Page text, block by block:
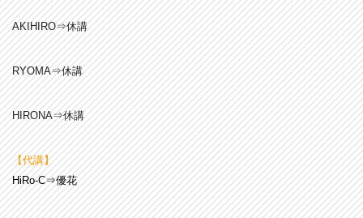
AKIHIRO⇒休講
RYOMA⇒休講
HIRONA⇒休講
【代講】
HiRo-C⇒優花